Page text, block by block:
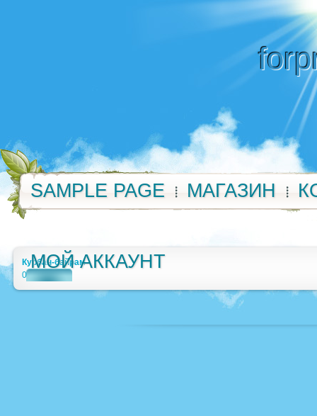
SAMPLE PAGE МАГАЗИН
МОЙ АККАУНТ
Курбан-байрам
0